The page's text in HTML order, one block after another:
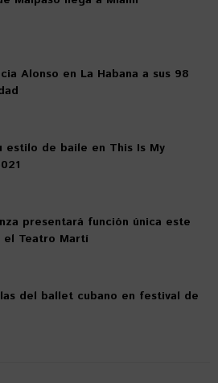
Alonso en La Habana a sus 98
estilo de baile en This Is My
presentará función única este
el Teatro Martí
del ballet cubano en festival de